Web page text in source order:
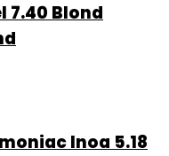
7.40 Blond
Inoa 5.18